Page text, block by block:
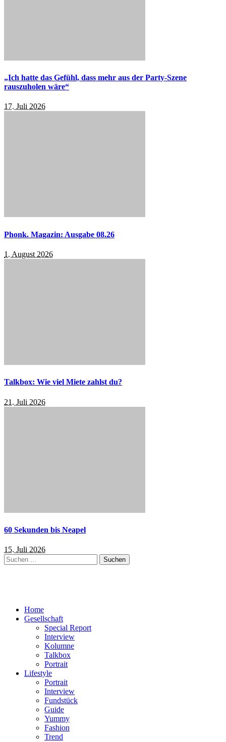
„Ich hatte das Gefühl, dass mehr aus der Party-Szene
rauszuholen wäre“
17. Juli 2026
Phonk. Magazin: Ausgabe 08.26
1. August 2026
Talkbox: Wie viel Miete zahlst du?
21. Juli 2026
60 Sekunden bis Neapel
15. Juli 2026
Suchen
nach:
Home
Gesellschaft
Special Report
Interview
Kolumne
Talkbox
Portrait
Lifestyle
Portrait
Interview
Fundstück
Guide
Yummy
Fashion
Trend